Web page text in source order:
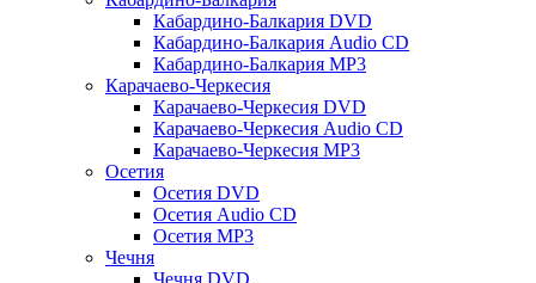
Кабардино-Балкария DVD
Кабардино-Балкария Audio CD
Кабардино-Балкария MP3
Карачаево-Черкесия
Карачаево-Черкесия DVD
Карачаево-Черкесия Audio CD
Карачаево-Черкесия MP3
Осетия
Осетия DVD
Осетия Audio CD
Осетия MP3
Чечня
Чечня DVD